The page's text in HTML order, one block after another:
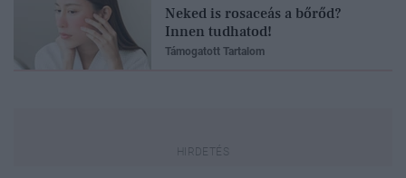
Neked is rosaceás a bőrőd?
Innen tudhatod!
Támogatott Tartalom